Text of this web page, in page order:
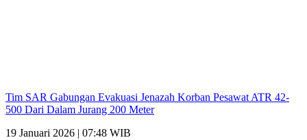
Tim SAR Gabungan Evakuasi Jenazah Korban Pesawat ATR 42-
500 Dari Dalam Jurang 200 Meter
19 Januari 2026 | 07:48 WIB